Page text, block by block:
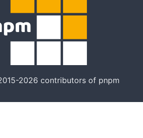
2026 contributors of pnpm